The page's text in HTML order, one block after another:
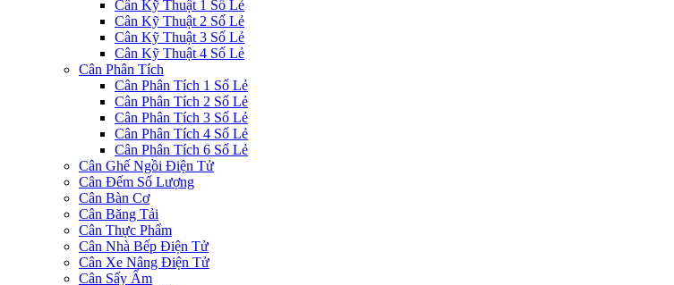
Cân Kỹ Thuật 1 Số Lẻ
Cân Kỹ Thuật 2 Số Lẻ
Cân Kỹ Thuật 3 Số Lẻ
Cân Kỹ Thuật 4 Số Lẻ
Cân Phân Tích
Cân Phân Tích 1 Số Lẻ
Cân Phân Tích 2 Số Lẻ
Cân Phân Tích 3 Số Lẻ
Cân Phân Tích 4 Số Lẻ
Cân Phân Tích 6 Số Lẻ
Cân Ghế Ngồi Điện Tử
Cân Đếm Số Lượng
Cân Bàn Cơ
Cân Băng Tải
Cân Thực Phẩm
Cân Nhà Bếp Điện Tử
Cân Xe Nâng Điện Tử
Cân Sấy Ẩm